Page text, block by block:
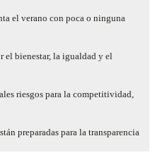
el verano con poca o ninguna
el bienestar, la igualdad y el
riesgos para la competitividad,
preparadas para la transparencia